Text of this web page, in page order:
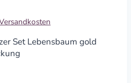
Set Lebensbaum gold